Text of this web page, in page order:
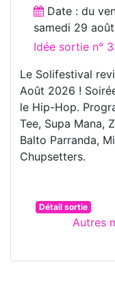
Date : du
samedi 29
Idée sortie n°
Le Solifestival
Août 2026 !
le Hip-Hop.
Tee, Supa Mana,
Balto Parranda,
Chupsetters.
Détail sortie
Autres